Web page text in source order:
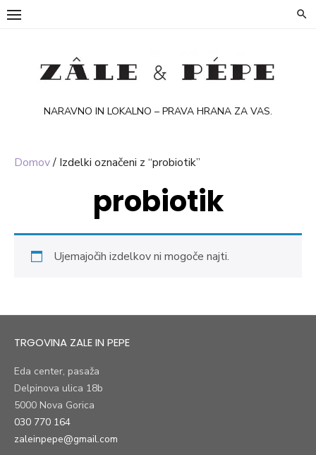
Skip
NARAVNO IN LOKALNO – PRAVA HRANA ZA VAS.
Domov/ Izdelki označeni z “probiotik”
probiotik
Ujemajočih izdelkov ni mogoče najti.
TRGOVINA ZALE IN PEPE
Eda center, pasaža
Delpinova ulica 18b
5000 Nova Gorica
030 770 164
zaleinpepe@gmail.com